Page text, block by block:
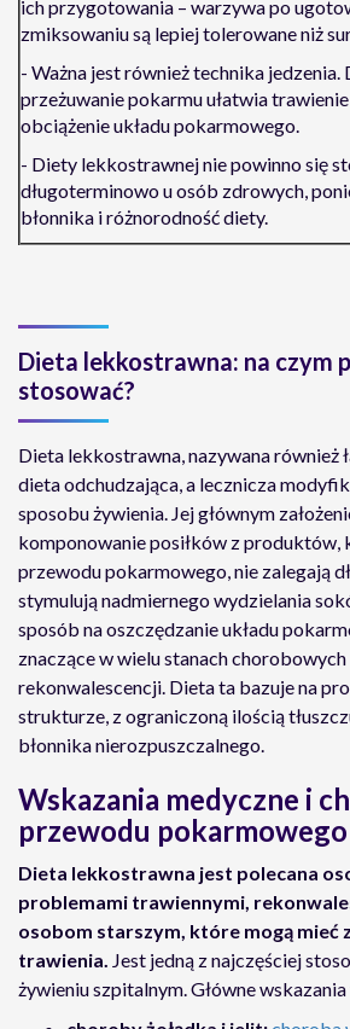
ich przygotowania – warzywa po
zmiksowaniu są lepiej tolerowane niż
- Ważna jest również technika jedzenia.
przeżuwanie pokarmu ułatwia
obciążenie układu pokarmowego.
- Diety lekkostrawnej nie powinno się
długoterminowo u osób zdrowych,
błonnika i różnorodność diety.
Dieta lekkostrawna: na czym
stosować?
Dieta lekkostrawna, nazywana również
dieta odchudzająca, a lecznicza
sposobu żywienia. Jej głównym
komponowanie posiłków z produktów,
przewodu pokarmowego, nie zalegają
stymulują nadmiernego wydzielania
sposób na oszczędzanie układu
znaczące w wielu stanach
rekonwalescencji. Dieta ta bazuje na
strukturze, z ograniczoną ilością
błonnika nierozpuszczalnego.
Wskazania medyczne i
przewodu pokarmowego
Dieta lekkostrawna jest polecana
problemami trawiennymi,
osobom starszym, które mogą mieć
trawienia. Jest jedną z najczęściej
żywieniu szpitalnym. Główne